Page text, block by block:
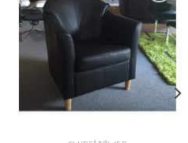
Lägg
till i
önskelistan